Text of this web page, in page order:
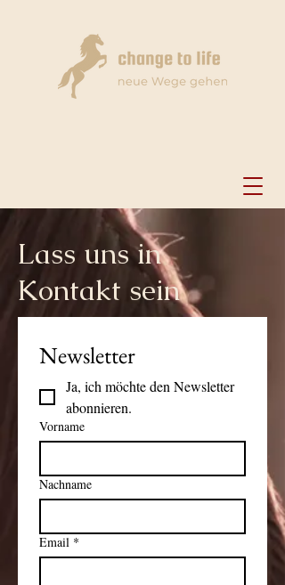
Lass uns in
Kontakt sein
Newsletter
Ja, ich möchte den Newsletter
abonnieren.
Vorname
Nachname
Email *